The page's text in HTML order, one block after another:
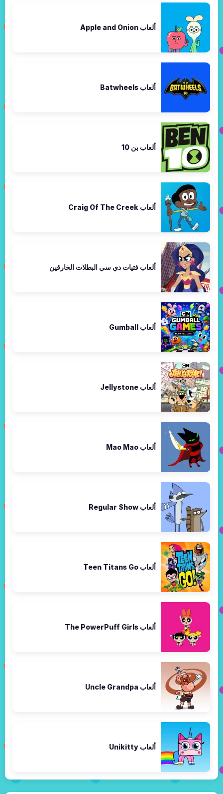
ألعاب Apple and Onion
ألعاب Batwheels
ألعاب بن 10
ألعاب Craig Of The Creek
ألعاب فتيات دي سي البطلات الخارقين
ألعاب Gumball
ألعاب Jellystone
ألعاب Mao Mao
ألعاب Regular Show
ألعاب Teen Titans Go
ألعاب The PowerPuff Girls
ألعاب Uncle Grandpa
ألعاب Unikitty